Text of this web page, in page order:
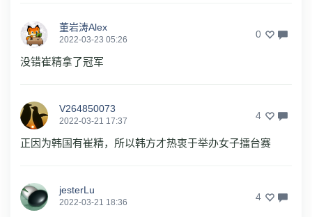
董岩涛Alex
2022-03-23 05:26 0
没错崔精拿了冠军
V264850073
2022-03-21 17:37 4
正因为韩国有崔精，所以韩方才热衷于举办女子擂台赛
jesterLu
2022-03-21 18:36 4